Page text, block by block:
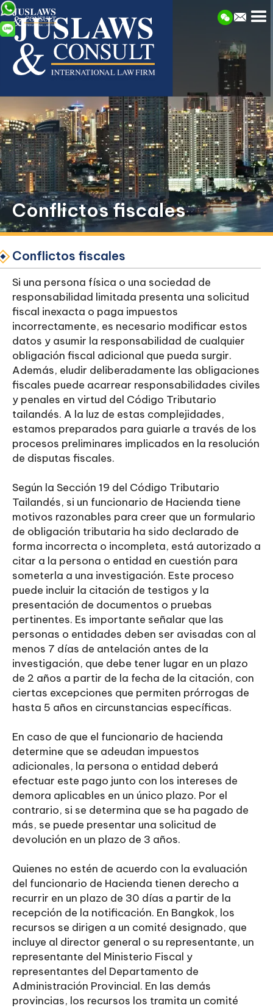
Conflictos fiscales
Conflictos fiscales
Si una persona física o una sociedad de
responsabilidad limitada presenta una solicitud
fiscal inexacta o paga impuestos
incorrectamente, es necesario modificar estos
datos y asumir la responsabilidad de cualquier
obligación fiscal adicional que pueda surgir.
Además, eludir deliberadamente las obligaciones
fiscales puede acarrear responsabilidades civiles
y penales en virtud del Código Tributario
tailandés. A la luz de estas complejidades,
estamos preparados para guiarle a través de los
procesos preliminares implicados en la resolución
de disputas fiscales.
Según la Sección 19 del Código Tributario
Tailandés, si un funcionario de Hacienda tiene
motivos razonables para creer que un formulario
de obligación tributaria ha sido declarado de
forma incorrecta o incompleta, está autorizado a
citar a la persona o entidad en cuestión para
someterla a una investigación. Este proceso
puede incluir la citación de testigos y la
presentación de documentos o pruebas
pertinentes. Es importante señalar que las
personas o entidades deben ser avisadas con al
menos 7 días de antelación antes de la
investigación, que debe tener lugar en un plazo
de 2 años a partir de la fecha de la citación, con
ciertas excepciones que permiten prórrogas de
hasta 5 años en circunstancias específicas.
En caso de que el funcionario de hacienda
determine que se adeudan impuestos
adicionales, la persona o entidad deberá
efectuar este pago junto con los intereses de
demora aplicables en un único plazo. Por el
contrario, si se determina que se ha pagado de
más, se puede presentar una solicitud de
devolución en un plazo de 3 años.
Quienes no estén de acuerdo con la evaluación
del funcionario de Hacienda tienen derecho a
recurrir en un plazo de 30 días a partir de la
recepción de la notificación. En Bangkok, los
recursos se dirigen a un comité designado, que
incluye al director general o su representante, un
representante del Ministerio Fiscal y
representantes del Departamento de
Administración Provincial. En las demás
provincias, los recursos los tramita un comité